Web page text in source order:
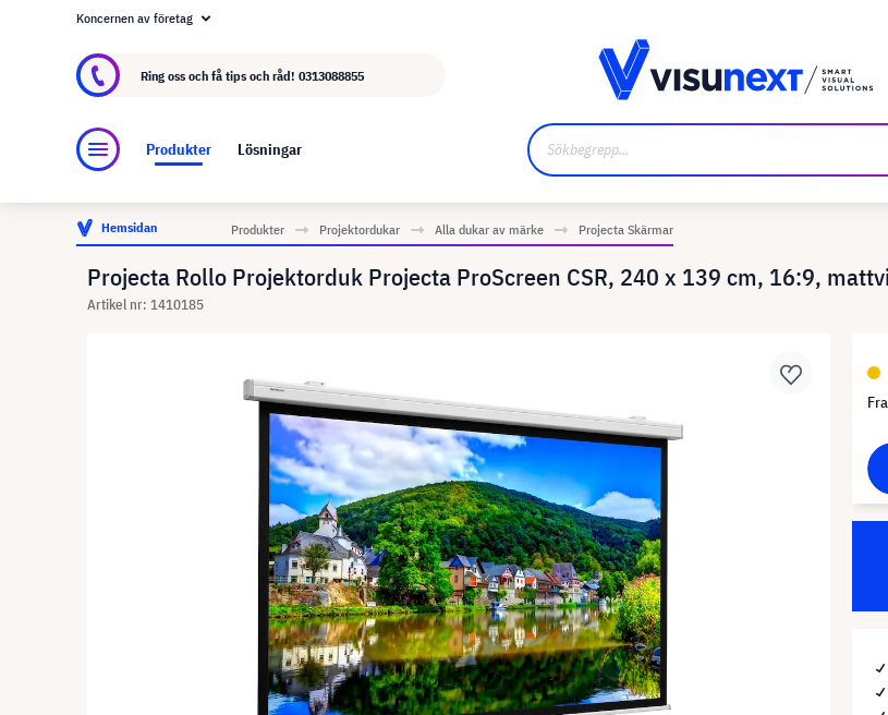
Om visunext.se
Koncernen av företag
Ring oss och få tips och råd! 0313088855
Produkter Lösningar
Hemsidan Produkter Projektordukar Alla dukar av märke Projecta Skärmar
Projecta Rollo Projektorduk Projecta ProScreen CSR, 240 x 139 cm, 16:9,
Artikel nr: 1410185